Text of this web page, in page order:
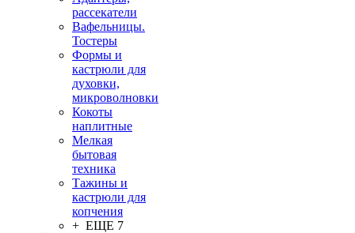
рассекатели
Вафельницы.
Тостеры
Формы и
кастрюли для
духовки,
микроволновки
Кокоты
наплитные
Мелкая
бытовая
техника
Тажины и
кастрюли для
копчения
+ ЕЩЕ 7